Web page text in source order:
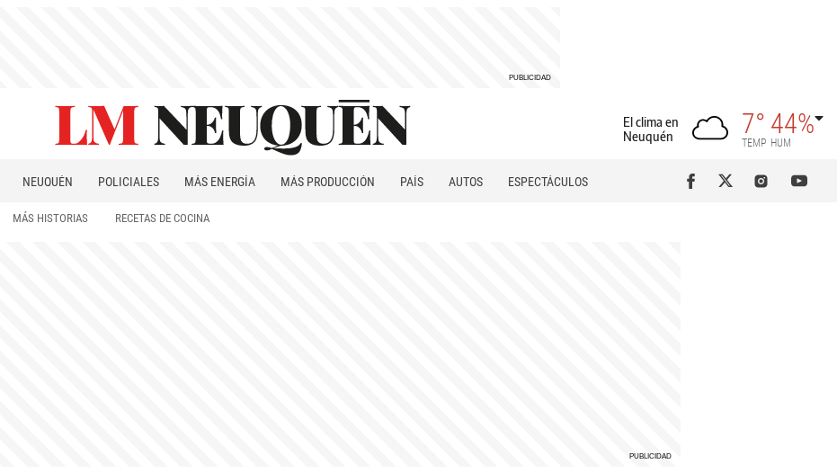
El clima en
Neuquén
7°
TEMP
44%
HUM
NEUQUÉN POLICIALES MÁS ENERGÍA MÁS PRODUCCIÓN PAÍS AUTOS
ESPECTÁCULOS
MÁS HISTORIAS RECETAS DE COCINA